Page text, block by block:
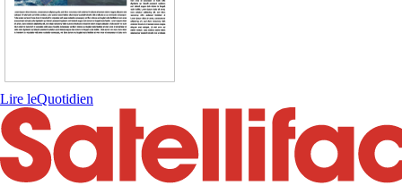
Lire leQuotidien